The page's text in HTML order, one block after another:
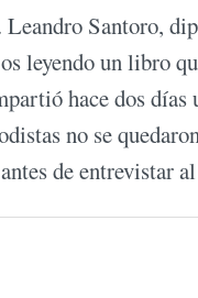
Santoro,
leyendo un libro
hace dos
no se
de entrevistar